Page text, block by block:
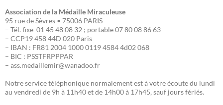
Association de la Médaille Miraculeuse
95 rue de Sèvres • 75006 PARIS
– Tél. fixe 01 45 48 08 32 ; portable 07 80 08 86 63
– CCP19 458 44D 020 Paris
– IBAN : FR81 2004 1000 0119 4584 4d02 068
– BIC : PSSTFRPPPAR
– ass.medaillemir@wanadoo.fr
Notre service téléphonique normalement est à votre écoute du lundi
au vendredi de 9h à 11h40 et de 14h00 à 17h45, sauf jours fériés.